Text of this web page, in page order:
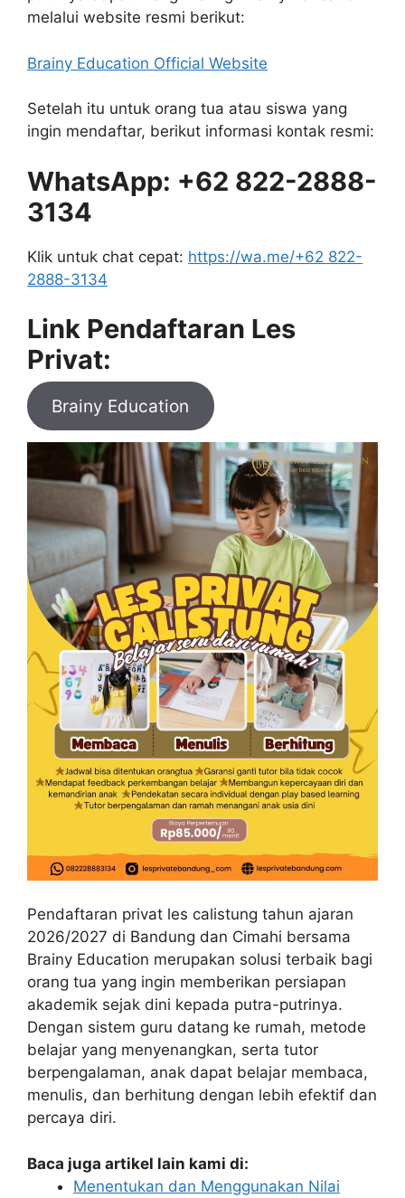
melalui website resmi berikut:
Brainy Education Official Website
Setelah itu untuk orang tua atau siswa yang
ingin mendaftar, berikut informasi kontak resmi:
WhatsApp: +62 822-2888-
3134
Klik untuk chat cepat: https://wa.me/+62 822-
2888-3134
Link Pendaftaran Les
Privat:
Brainy Education
Pendaftaran privat les calistung tahun ajaran
2026/2027 di Bandung dan Cimahi bersama
Brainy Education merupakan solusi terbaik bagi
orang tua yang ingin memberikan persiapan
akademik sejak dini kepada putra-putrinya.
Dengan sistem guru datang ke rumah, metode
belajar yang menyenangkan, serta tutor
berpengalaman, anak dapat belajar membaca,
menulis, dan berhitung dengan lebih efektif dan
percaya diri.
Baca juga artikel lain kami di:
Menentukan dan Menggunakan Nilai